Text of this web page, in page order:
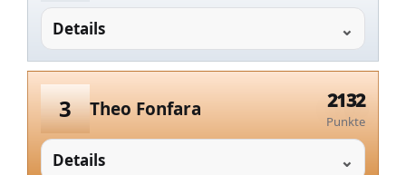
Details
3 Theo Fonfara 2132
Punkte
Details